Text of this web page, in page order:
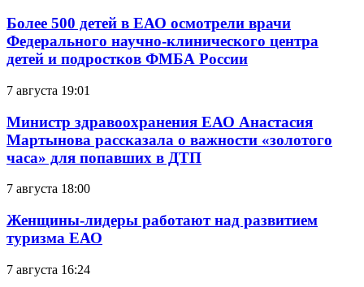
Более 500 детей в ЕАО осмотрели врачи
Федерального научно-клинического центра
детей и подростков ФМБА России
7 августа 19:01
Министр здравоохранения ЕАО Анастасия
Мартынова рассказала о важности «золотого
часа» для попавших в ДТП
7 августа 18:00
Женщины-лидеры работают над развитием
туризма ЕАО
7 августа 16:24